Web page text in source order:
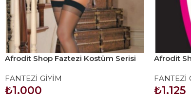
Afrodit Shop Faztezi Kostüm Serisi
FANTEZİ GİYİM
₺1.000
Afrodit
FANTEZİ
₺1.125